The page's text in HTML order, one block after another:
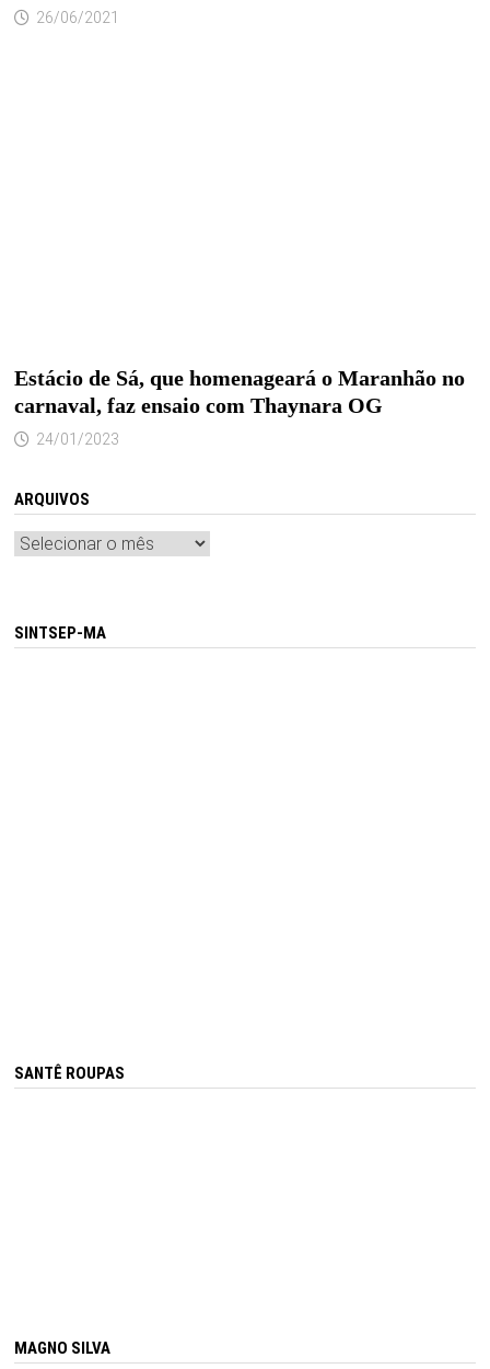
26/06/2021
Estácio de Sá, que homenageará o Maranhão no
carnaval, faz ensaio com Thaynara OG
24/01/2023
ARQUIVOS
Arquivos
SINTSEP-MA
SANTÊ ROUPAS
MAGNO SILVA